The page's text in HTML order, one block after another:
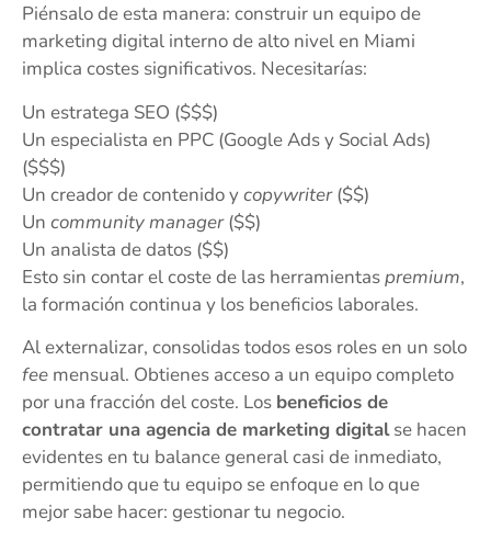
Piénsalo de esta manera: construir un equipo de
marketing digital interno de alto nivel en Miami
implica costes significativos. Necesitarías:
Un estratega SEO ($$$)
Un especialista en PPC (Google Ads y Social Ads)
($$$)
Un creador de contenido ycopywriter($$)
Un community manager($$)
Un analista de datos ($$)
Esto sin contar el coste de las herramientaspremium,
la formación continua y los beneficios laborales.
Al externalizar, consolidas todos esos roles en un solo
fee mensual. Obtienes acceso a un equipo completo
por una fracción del coste. Los beneficios de
contratar una agencia de marketing digitalse hacen
evidentes en tu balance general casi de inmediato,
permitiendo que tu equipo se enfoque en lo que
mejor sabe hacer: gestionar tu negocio.